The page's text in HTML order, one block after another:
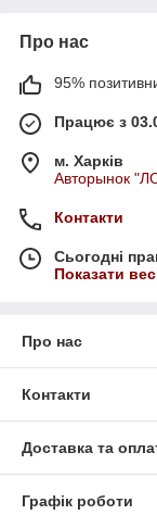
Про нас
95%
Працює з
м. Харків
Авторынок
Контакти
Сьогодні
Показати
Про нас
Контакти
Доставка та
Графік роботи